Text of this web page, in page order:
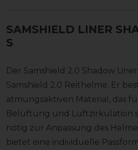
SAMSHIELD LINER
S
Der Samshield 2.0 Shadow
Samshield 2.0 Reithelme. Er
atmungsaktiven Material, das
Belüftung und Luftzirkulation
nötig zur Anpassung des
bietet eine individuelle